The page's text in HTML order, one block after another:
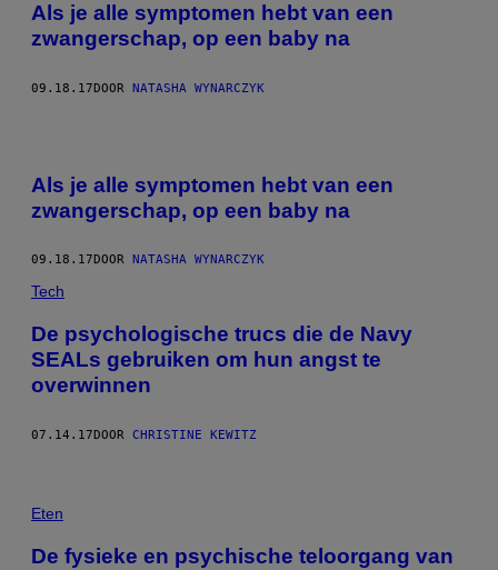
Als je alle symptomen hebt van een
zwangerschap, op een baby na
09.18.17DOOR NATASHA WYNARCZYK
Als je alle symptomen hebt van een
zwangerschap, op een baby na
09.18.17 DOOR NATASHA WYNARCZYK
Tech
De psychologische trucs die de Navy
SEALs gebruiken om hun angst te
overwinnen
07.14.17DOOR CHRISTINE KEWITZ
Eten
De fysieke en psychische teloorgang van